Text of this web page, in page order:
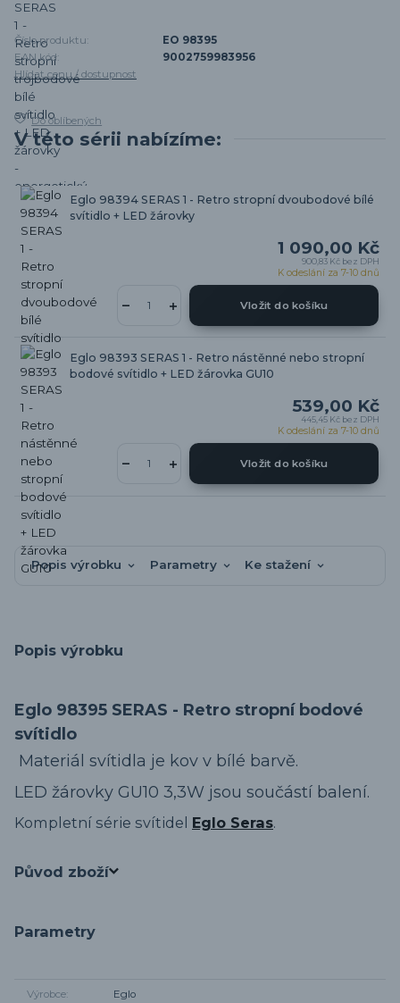
Číslo produktu:
EO 98395
EAN kód:
9002759983956
Hlídat cenu / dostupnost
Do oblíbených
V této sérii nabízíme:
Eglo 98394 SERAS 1 - Retro stropní dvoubodové bílé
svítidlo + LED žárovky
1 090,00 Kč
900,83 Kč bez DPH
K odeslání za 7-10 dnů
Vložit do košíku
Eglo 98393 SERAS 1 - Retro nástěnné nebo stropní
bodové svítidlo + LED žárovka GU10
539,00 Kč
445,45 Kč bez DPH
K odeslání za 7-10 dnů
Vložit do košíku
Popis výrobku Parametry Ke stažení
Popis výrobku
Eglo 98395 SERAS - Retro stropní bodové
svítidlo
Materiál svítidla je kov v bílé barvě.
LED žárovky GU10 3,3W jsou součástí balení.
Kompletní série svítidel Eglo Seras.
Původ zboží
Parametry
Výrobce Eglo